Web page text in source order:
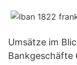
Umsätze im
Bankgeschäfte